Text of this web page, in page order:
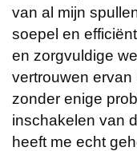
van al mijn
soepel en
en zorgvuldige
vertrouwen
zonder enige
inschakelen van
heeft me echt